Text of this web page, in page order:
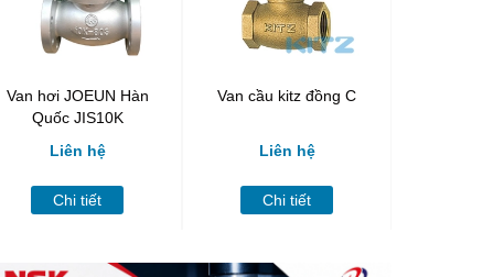
Van hơi JOEUN Hàn
Quốc JIS10K
Liên hệ
Chi tiết
Van cầu kitz đồng C
Liên hệ
Chi tiết